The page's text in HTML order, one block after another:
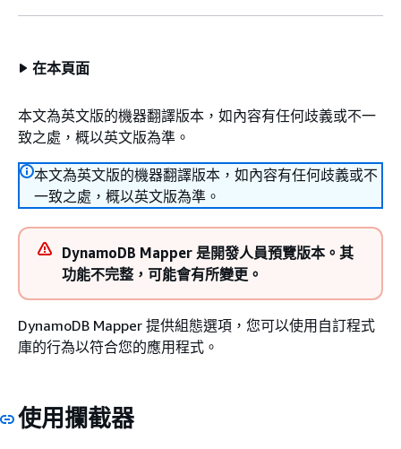
在本頁面
本文為英文版的機器翻譯版本，如內容有任何歧義或不一
致之處，概以英文版為準。
本文為英文版的機器翻譯版本，如內容有任何歧義或不
一致之處，概以英文版為準。
DynamoDB Mapper 是開發人員預覽版本。其
功能不完整，可能會有所變更。
DynamoDB Mapper 提供組態選項，您可以使用自訂程式
庫的行為以符合您的應用程式。
使用攔截器